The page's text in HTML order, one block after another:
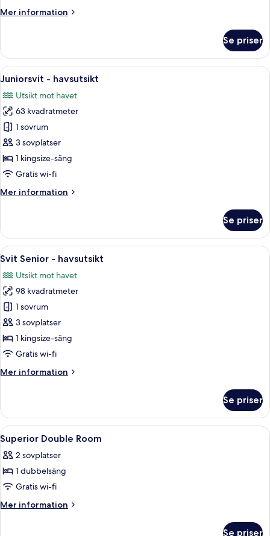
Mer information
Mer
-
utsikt
mot
Se priser
Öppna
alla
foton
för
Juniorsvit
-
havsutsikt
Ett hotellrum med en säng, en tv på
8
Juniorsvit - havsutsikt
Utsikt mot havet
63 kvadratmeter
1 sovrum
3 sovplatser
1 kingsize-säng
Gratis wi-fi
Mer information
Mer
-
havsutsikt
Se priser
Öppna
alla
foton
för
Svit
Senior
-
havsutsikt
En snyggt bäddad säng med en
9
Svit Senior - havsutsikt
Utsikt mot havet
98 kvadratmeter
1 sovrum
3 sovplatser
1 kingsize-säng
Gratis wi-fi
Mer information
Mer
Senior
havsutsikt
Se priser
Öppna
alla
foton
för
Superior
Double
Sängtillbehör av högsta kvalitet och
3
Superior Double Room
2 sovplatser
1 dubbelsäng
Gratis wi-fi
Mer information
Mer
Se priser